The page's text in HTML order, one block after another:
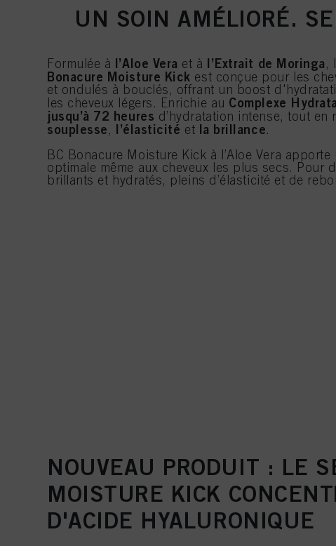
UN SOIN AMÉLIORÉ.
Formulée à l’Aloe Vera et à l’Extrait de Moringa,
Bonacure Moisture Kick est conçue pour les
et ondulés à bouclés, offrant un boost
les cheveux légers. Enrichie au Complexe
jusqu’à 72 heures d’hydratation intense, tout en
souplesse, l’élasticité et la brillance.
BC Bonacure Moisture Kick à l’Aloe Vera
optimale même aux cheveux les plus secs. Pour
brillants et hydratés, pleins d’élasticité et de
NOUVEAU PRODUIT : LE
MOISTURE KICK
D'ACIDE HYALURONIQUE